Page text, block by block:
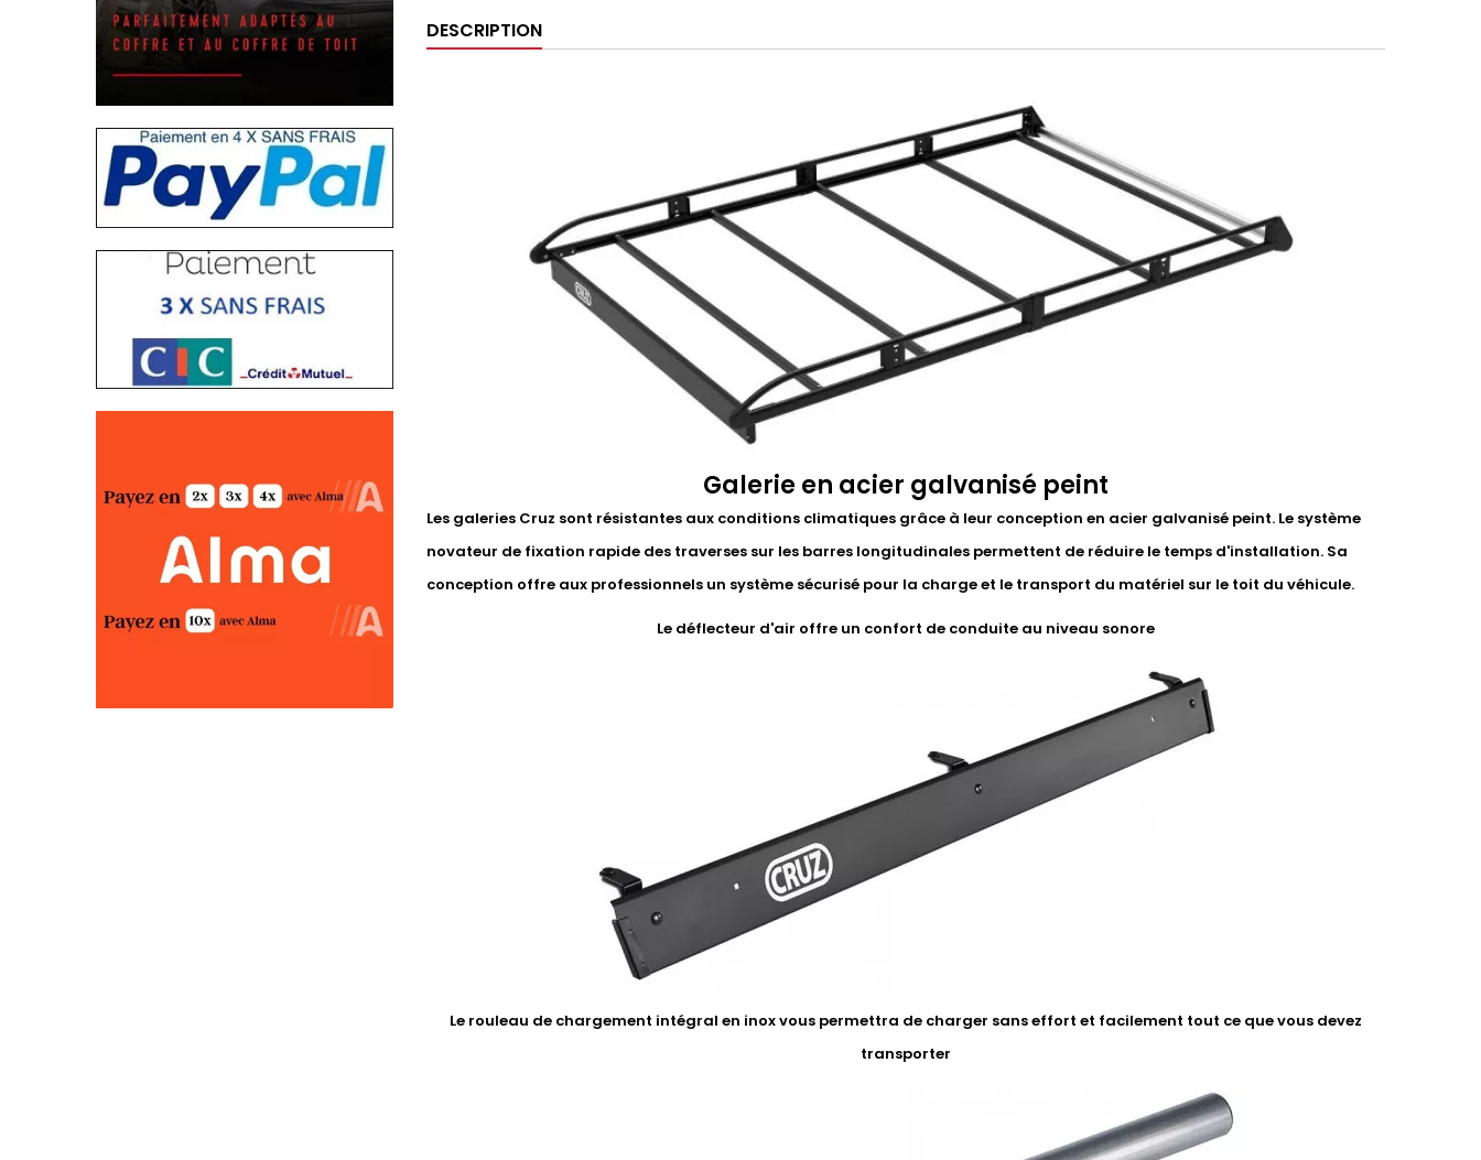
DESCRIPTION
Galerie en acier galvanisé peint
Les galeries Cruz sont résistantes aux conditions climatiques grâce à leur conception en acier galvanisé peint. Le système
novateur de fixation rapide des traverses sur les barres longitudinales permettent de réduire le temps d'installation. Sa
conception offre aux professionnels un système sécurisé pour la charge et le transport du matériel sur le toit du véhicule.
Le déflecteur d'air offre un confort de conduite au niveau sonore
Le rouleau de chargement intégral en inox vous permettra de charger sans effort et facilement tout ce que vous devez
transporter